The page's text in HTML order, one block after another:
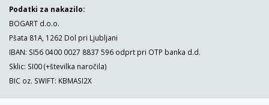
Podatki za nakazilo:
BOGART d.o.o.
Pšata 81A, 1262 Dol pri Ljubljani
IBAN: SI56 0400 0027 8837 596 odprt pri OTP banka d.d.
Sklic: SI00 (+številka naročila)
BIC oz. SWIFT: KBMASI2X